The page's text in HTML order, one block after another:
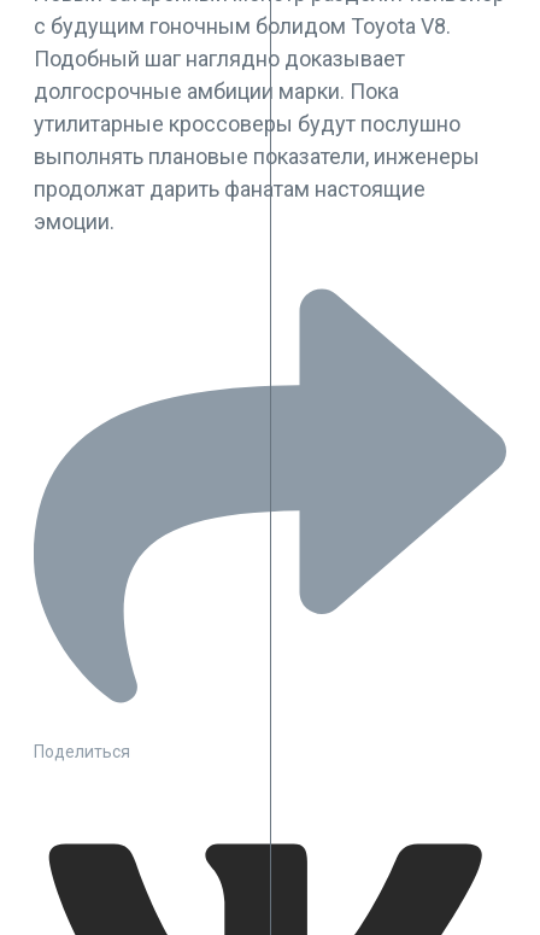
с будущим гоночным болидом Toyota V8.
Подобный шаг наглядно доказывает
долгосрочные амбиции марки. Пока
утилитарные кроссоверы будут послушно
выполнять плановые показатели, инженеры
продолжат дарить фанатам настоящие
эмоции.
Поделиться